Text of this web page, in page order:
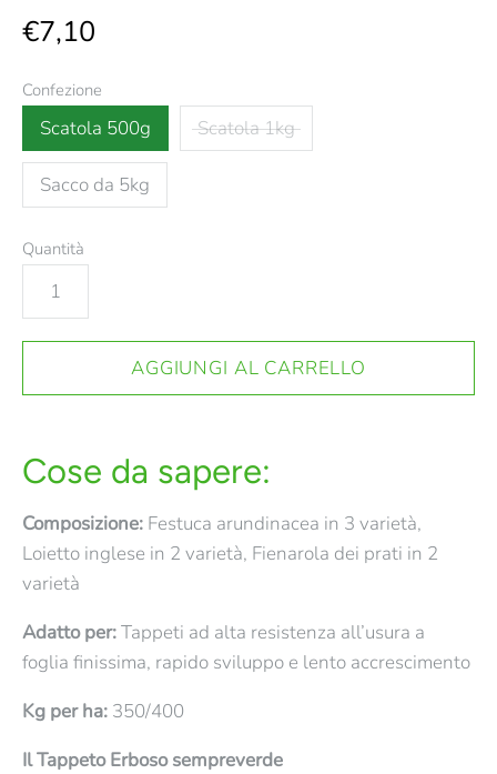
€7,10
Confezione
Scatola 500g Scatola 1kg
Sacco da 5kg
Quantità
Cose da sapere:
Composizione: Festuca arundinacea in 3 varietà,
Loietto inglese in 2 varietà, Fienarola dei prati in 2
varietà
Adatto per:Tappeti ad alta resistenza all’usura a
foglia finissima, rapido sviluppo e lento accrescimento
Kg per ha: 350/400
Il Tappeto Erboso sempreverde